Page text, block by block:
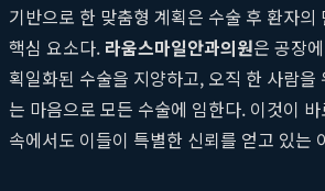
기반으로 한 맞춤형 계획은 수술 후 환자의
핵심 요소다. 라움스마일안과의원은 공장
획일화된 수술을 지양하고, 오직 한 사람
는 마음으로 모든 수술에 임한다. 이것이
속에서도 이들이 특별한 신뢰를 얻고 있는